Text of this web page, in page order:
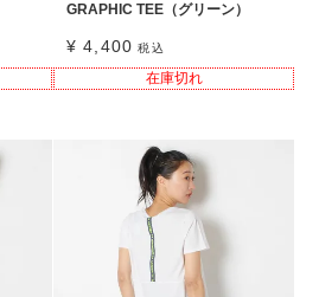
GRAPHIC TEE（グリーン）
¥ 4,400 税込
在庫切れ